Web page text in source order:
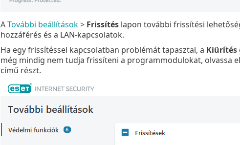
ATovábbi beállítások> Frissítéslapon további frissítési
hozzáférés és a LAN-kapcsolatok.
Ha egy frissítéssel kapcsolatban problémát tapasztal, a Kiürítés
még mindig nem tudja frissíteni a programmodulokat, olvassa el
című részt.